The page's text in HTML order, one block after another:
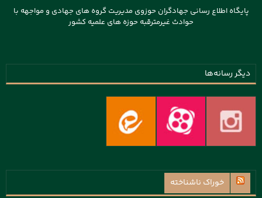
پایگاه اطلاع رسانی جهادگران حوزوی مدیریت گروه های جهادی و مواجهه با
حوادث غیرمترقبه حوزه های علمیه کشور
دیگر رسانه‌ها
خوراک ناشناخته